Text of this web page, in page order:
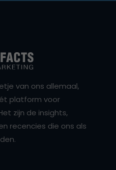
van ons allemaal,
platform voor
zijn de insights,
recencies die ons als